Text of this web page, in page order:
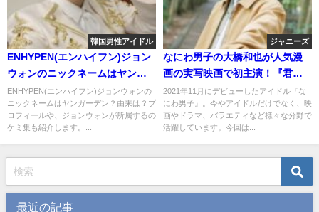
韓国男性アイドル
ENHYPEN(エンハイフン)ジョン
ウォンのニックネームはヤンガ
ーデン？理由はその名前にあ
り？
ENHYPEN(エンハイフン)ジョンウォンの
ニックネームはヤンガーデン？由来は？プ
ロフィールや、ジョンウォンが所属するの
ケミ集も紹介します。...
ジャニーズ
なにわ男子の大橋和也が人気漫
画の実写映画で初主演！『君が
トクベツ』ってどんなストーリ
ー？
2021年11月にデビューしたアイドル『な
にわ男子』。今やアイドルだけでなく、映
画やドラマ、バラエティなど様々な分野で
活躍しています。今回は...
最近の記事